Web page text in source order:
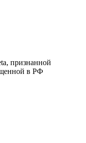
признанной
в РФ